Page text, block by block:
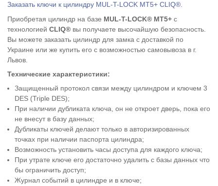
Заказать ключи к цилиндру MUL-T-LOCK MT5+ CLIQ®.
Приобретая цилиндр на базе MUL-T-LOCK® MT5+ с
технологией CLIQ® вы получаете высочайшую безопасность.
Вы можете заказать цилиндр для замка с доставкой по
Украине или же купить его с возможностью самовывоза в г.
Львов.
Технические характеристики:
Защищенный протокол связи между цилиндром и ключем 3
DES (Triple DES);
При наличии дубликата ключа, он не откроет дверь, пока его
не внесут в базу данных;
Дубликаты ключей делают только в авторизированных
точках при наличии паспорта цилиндра;
Возможность установить часы доступа для каждого ключа;
При утрате ключе его достаточно удалить с базы данных что
бы ограничить доступ;
Журнал событий в цилиндре и в ключе;